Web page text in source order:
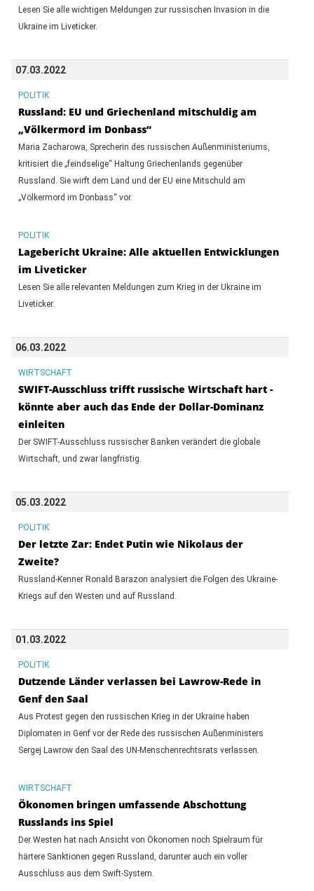
Lesen Sie alle wichtigen Meldungen zur russischen Invasion in die
Ukraine im Liveticker.
07.03.2022
POLITIK
Russland: EU und Griechenland mitschuldig am
„Völkermord im Donbass“
Maria Zacharowa, Sprecherin des russischen Außenministeriums,
kritisiert die „feindselige“ Haltung Griechenlands gegenüber
Russland. Sie wirft dem Land und der EU eine Mitschuld am
„Völkermord im Donbass“ vor.
POLITIK
Lagebericht Ukraine: Alle aktuellen Entwicklungen
im Liveticker
Lesen Sie alle relevanten Meldungen zum Krieg in der Ukraine im
Liveticker.
06.03.2022
WIRTSCHAFT
SWIFT-Ausschluss trifft russische Wirtschaft hart -
könnte aber auch das Ende der Dollar-Dominanz
einleiten
Der SWIFT-Ausschluss russischer Banken verändert die globale
Wirtschaft, und zwar langfristig.
05.03.2022
POLITIK
Der letzte Zar: Endet Putin wie Nikolaus der
Zweite?
Russland-Kenner Ronald Barazon analysiert die Folgen des Ukraine-
Kriegs auf den Westen und auf Russland.
01.03.2022
POLITIK
Dutzende Länder verlassen bei Lawrow-Rede in
Genf den Saal
Aus Protest gegen den russischen Krieg in der Ukraine haben
Diplomaten in Genf vor der Rede des russischen Außenministers
Sergej Lawrow den Saal des UN-Menschenrechtsrats verlassen.
WIRTSCHAFT
Ökonomen bringen umfassende Abschottung
Russlands ins Spiel
Der Westen hat nach Ansicht von Ökonomen noch Spielraum für
härtere Sanktionen gegen Russland, darunter auch ein voller
Ausschluss aus dem Swift-System.